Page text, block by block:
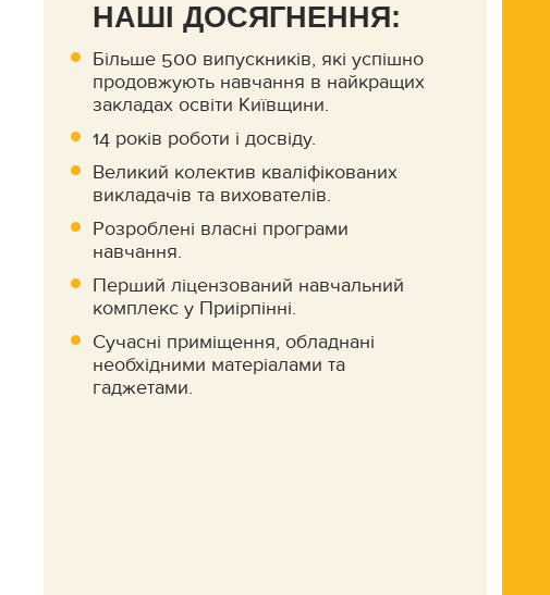
НАШІ ДОСЯГНЕННЯ:
Більше 500 випускників, які успішно
продовжують навчання в найкращих
закладах освіти Київщини.
14 років роботи і досвіду.
Великий колектив кваліфікованих
викладачів та вихователів.
Розроблені власні програми
навчання.
Перший ліцензований навчальний
комплекс у Приірпінні.
Сучасні приміщення, обладнані
необхідними матеріалами та
гаджетами.